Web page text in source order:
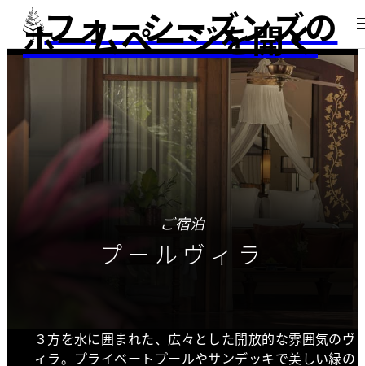
フォーシーズンズの
ホームページを開く
ご宿泊
プールヴィラ
３方を水に囲まれた、広々とした開放的な雰囲気のヴ
ィラ。プライベートプールやサンデッキで美しい緑の